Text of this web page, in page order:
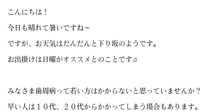
こんにちは！
今日も晴れて暑いですね〜
ですが、お天気はだんだんと下り坂のようです。
お出掛けは日曜がオススメとのことです♫
みなさま歯周病って若い方はかからないと思っていませんか？
早い人は１０代、２０代からかかってしまう場合もあります。